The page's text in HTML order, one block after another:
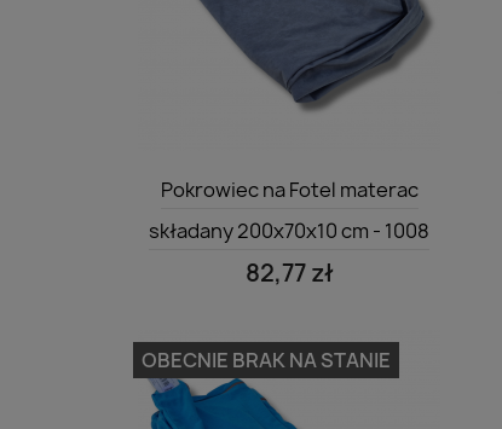
Szybki podgląd
Pokrowiec na Fotel materac
składany 200x70x10 cm - 1008
82,77 zł
OBECNIE BRAK NA STANIE